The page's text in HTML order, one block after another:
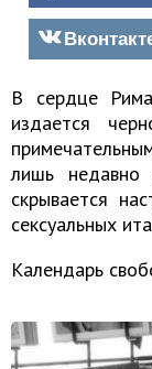
В сердце
издается
лишь недавно
скрывается
сексуальных
Календарь